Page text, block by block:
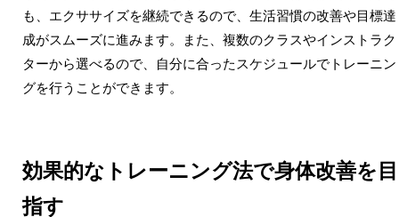
も、エクササイズを継続できるので、生活習慣の改善や目標達
成がスムーズに進みます。また、複数のクラスやインストラク
ターから選べるので、自分に合ったスケジュールでトレーニン
グを行うことができます。
効果的なトレーニング法で身体改善を目
指す